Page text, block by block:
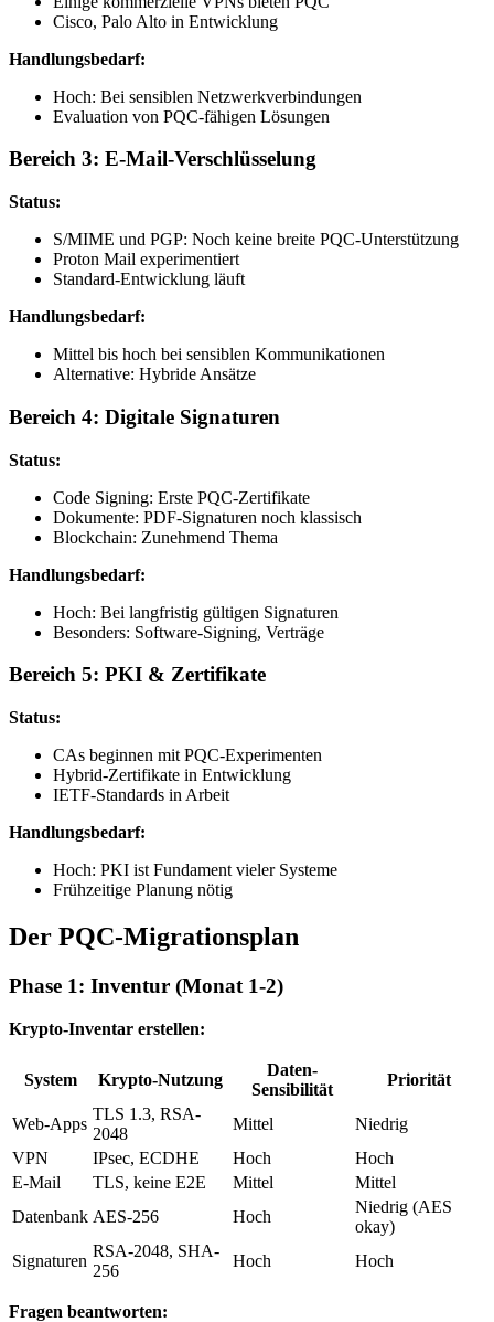
Cisco, Palo Alto in Entwicklung
Handlungsbedarf:
Hoch: Bei sensiblen Netzwerkverbindungen
Evaluation von PQC-fähigen Lösungen
Bereich 3: E-Mail-Verschlüsselung
Status:
S/MIME und PGP: Noch keine breite PQC-Unterstützung
Proton Mail experimentiert
Standard-Entwicklung läuft
Handlungsbedarf:
Mittel bis hoch bei sensiblen Kommunikationen
Alternative: Hybride Ansätze
Bereich 4: Digitale Signaturen
Status:
Code Signing: Erste PQC-Zertifikate
Dokumente: PDF-Signaturen noch klassisch
Blockchain: Zunehmend Thema
Handlungsbedarf:
Hoch: Bei langfristig gültigen Signaturen
Besonders: Software-Signing, Verträge
Bereich 5: PKI & Zertifikate
Status:
CAs beginnen mit PQC-Experimenten
Hybrid-Zertifikate in Entwicklung
IETF-Standards in Arbeit
Handlungsbedarf:
Hoch: PKI ist Fundament vieler Systeme
Frühzeitige Planung nötig
Der PQC-Migrationsplan
Phase 1: Inventur (Monat 1-2)
Krypto-Inventar erstellen:
System Krypto-Nutzung
Daten-
Sensibilität
Priorität
Web-Apps
TLS 1.3, RSA-
2048
Mittel
Niedrig
VPN
IPsec, ECDHE Hoch
Hoch
E-Mail
TLS, keine E2E Mittel
Mittel
Datenbank AES-256 Hoch
Niedrig (AES
okay)
Signaturen
RSA-2048, SHA-
256
Hoch Hoch
Fragen beantworten: